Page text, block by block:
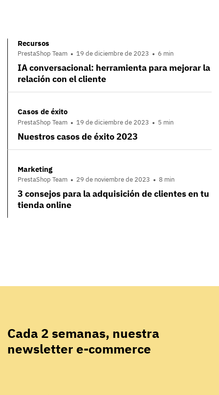
Recursos
PrestaShop Team 19 de diciembre de 2023 6 min
IA conversacional: herramienta para mejorar la
relación con el cliente
Casos de éxito
PrestaShop Team 19 de diciembre de 2023 5 min
Nuestros casos de éxito 2023
Marketing
PrestaShop Team 29 de noviembre de 2023 8 min
3 consejos para la adquisición de clientes en tu
tienda online
Cada 2 semanas, nuestra
newsletter e-commerce